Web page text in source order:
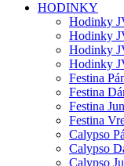
HODINKY
Hodinky
Hodinky
Hodinky
Hodinky
Festina
Festina
Festina
Festina
Calypso
Calypso
Calypso